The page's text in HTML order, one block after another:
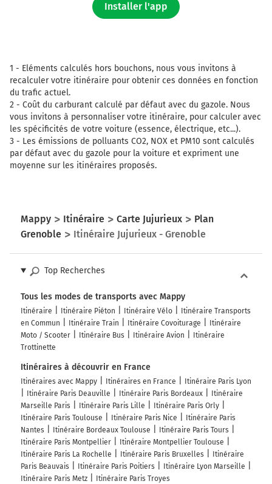
Installer l'app
1 - Eléments calculés hors bouchons, nous vous invitons à
recalculer votre itinéraire pour obtenir ces données en fonction
du trafic actuel.
2 - Coût du carburant calculé par défaut avec du gazole. Nous
vous invitons à personnaliser votre itinéraire, pour calculer avec
les spécificités de votre voiture (essence, électrique, etc...).
3 - Les émissions de polluants CO2, NOX et PM10 sont calculés
par défaut avec du gazole pour la voiture et expriment une
moyenne sur les itinéraires proposés.
Mappy Itinéraire Carte Jujurieux
Plan
Grenoble
Itinéraire Jujurieux - Grenoble
Top Recherches
Tous les modes de transports avec Mappy
Itinéraire Itinéraire Piéton Itinéraire Vélo
Itinéraire Transports
en Commun
Itinéraire Train Itinéraire Covoiturage
Itinéraire
Moto / Scooter
Itinéraire Bus Itinéraire Avion
Itinéraire
Trottinette
Itinéraires à découvrir en France
Itinéraires avec Mappy Itinéraires en France
Itinéraire Paris Lyon
Itinéraire Paris Deauville
Itinéraire Paris Bordeaux
Itinéraire
Marseille Paris
Itinéraire Paris Lille
Itinéraire Paris Orly
Itinéraire Paris Toulouse
Itinéraire Paris Nice
Itinéraire Paris
Nantes
Itinéraire Bordeaux Toulouse
Itinéraire Paris Tours
Itinéraire Paris Montpellier
Itinéraire Montpellier Toulouse
Itinéraire Paris La Rochelle
Itinéraire Paris Bruxelles
Itinéraire
Paris Beauvais
Itinéraire Paris Poitiers
Itinéraire Lyon Marseille
Itinéraire Paris Metz
Itinéraire Paris Troyes